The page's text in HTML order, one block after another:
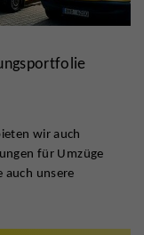
wir auch
für Umzüge
auch unsere